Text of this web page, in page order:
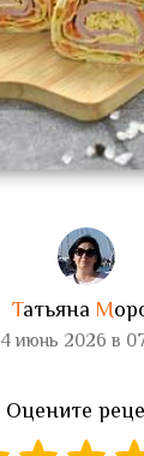
Татьяна М
4 июнь 2026 в
Оцените